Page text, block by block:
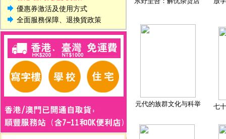
優惠券激活及使用方式
全面服務保障、退換貨政策
元代的族群文化与科举 七